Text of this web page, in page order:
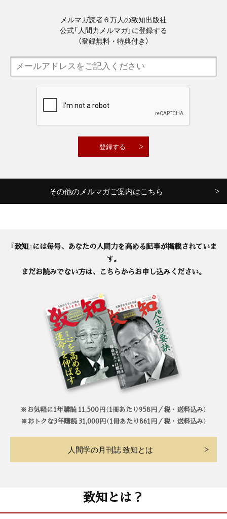
メルマガ読者６万人の致知出版社
公式「人間力メルマガ」に登録する
（登録無料・特典付き）
その他のメルマガご案内はこちら
『致知』には毎号、あなたの人間力を高める記事が掲載されていま
す。
まだお読みでない方は、こちらからお申し込みください。
※お気軽に1年購読 11,500円（1冊あたり958円／税・送料込み）
※おトクな3年購読 31,000円（1冊あたり861円／税・送料込み）
人間学の月刊誌 致知とは
致知とは？